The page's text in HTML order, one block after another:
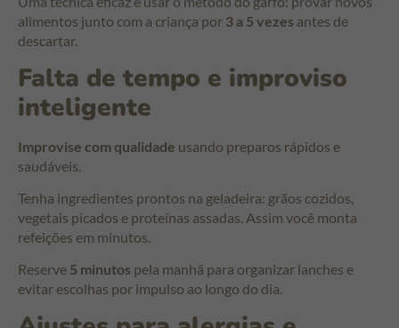
alimentos junto com a criança por 3 a 5 vezes antes de
descartar.
Falta de tempo e improviso
inteligente
Improvise com qualidade usando preparos rápidos e
saudáveis.
Tenha ingredientes prontos na geladeira: grãos cozidos,
vegetais picados e proteínas assadas. Assim você monta
refeições em minutos.
Reserve 5 minutos pela manhã para organizar lanches e
evitar escolhas por impulso ao longo do dia.